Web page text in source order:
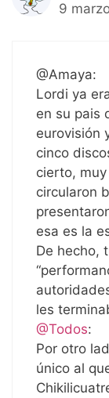
9
@Amaya:
Lordi ya
en su pais
eurovisión
cinco
cierto,
circularon
esa es la
De hecho,
les
@Todos:
Por otro
único al